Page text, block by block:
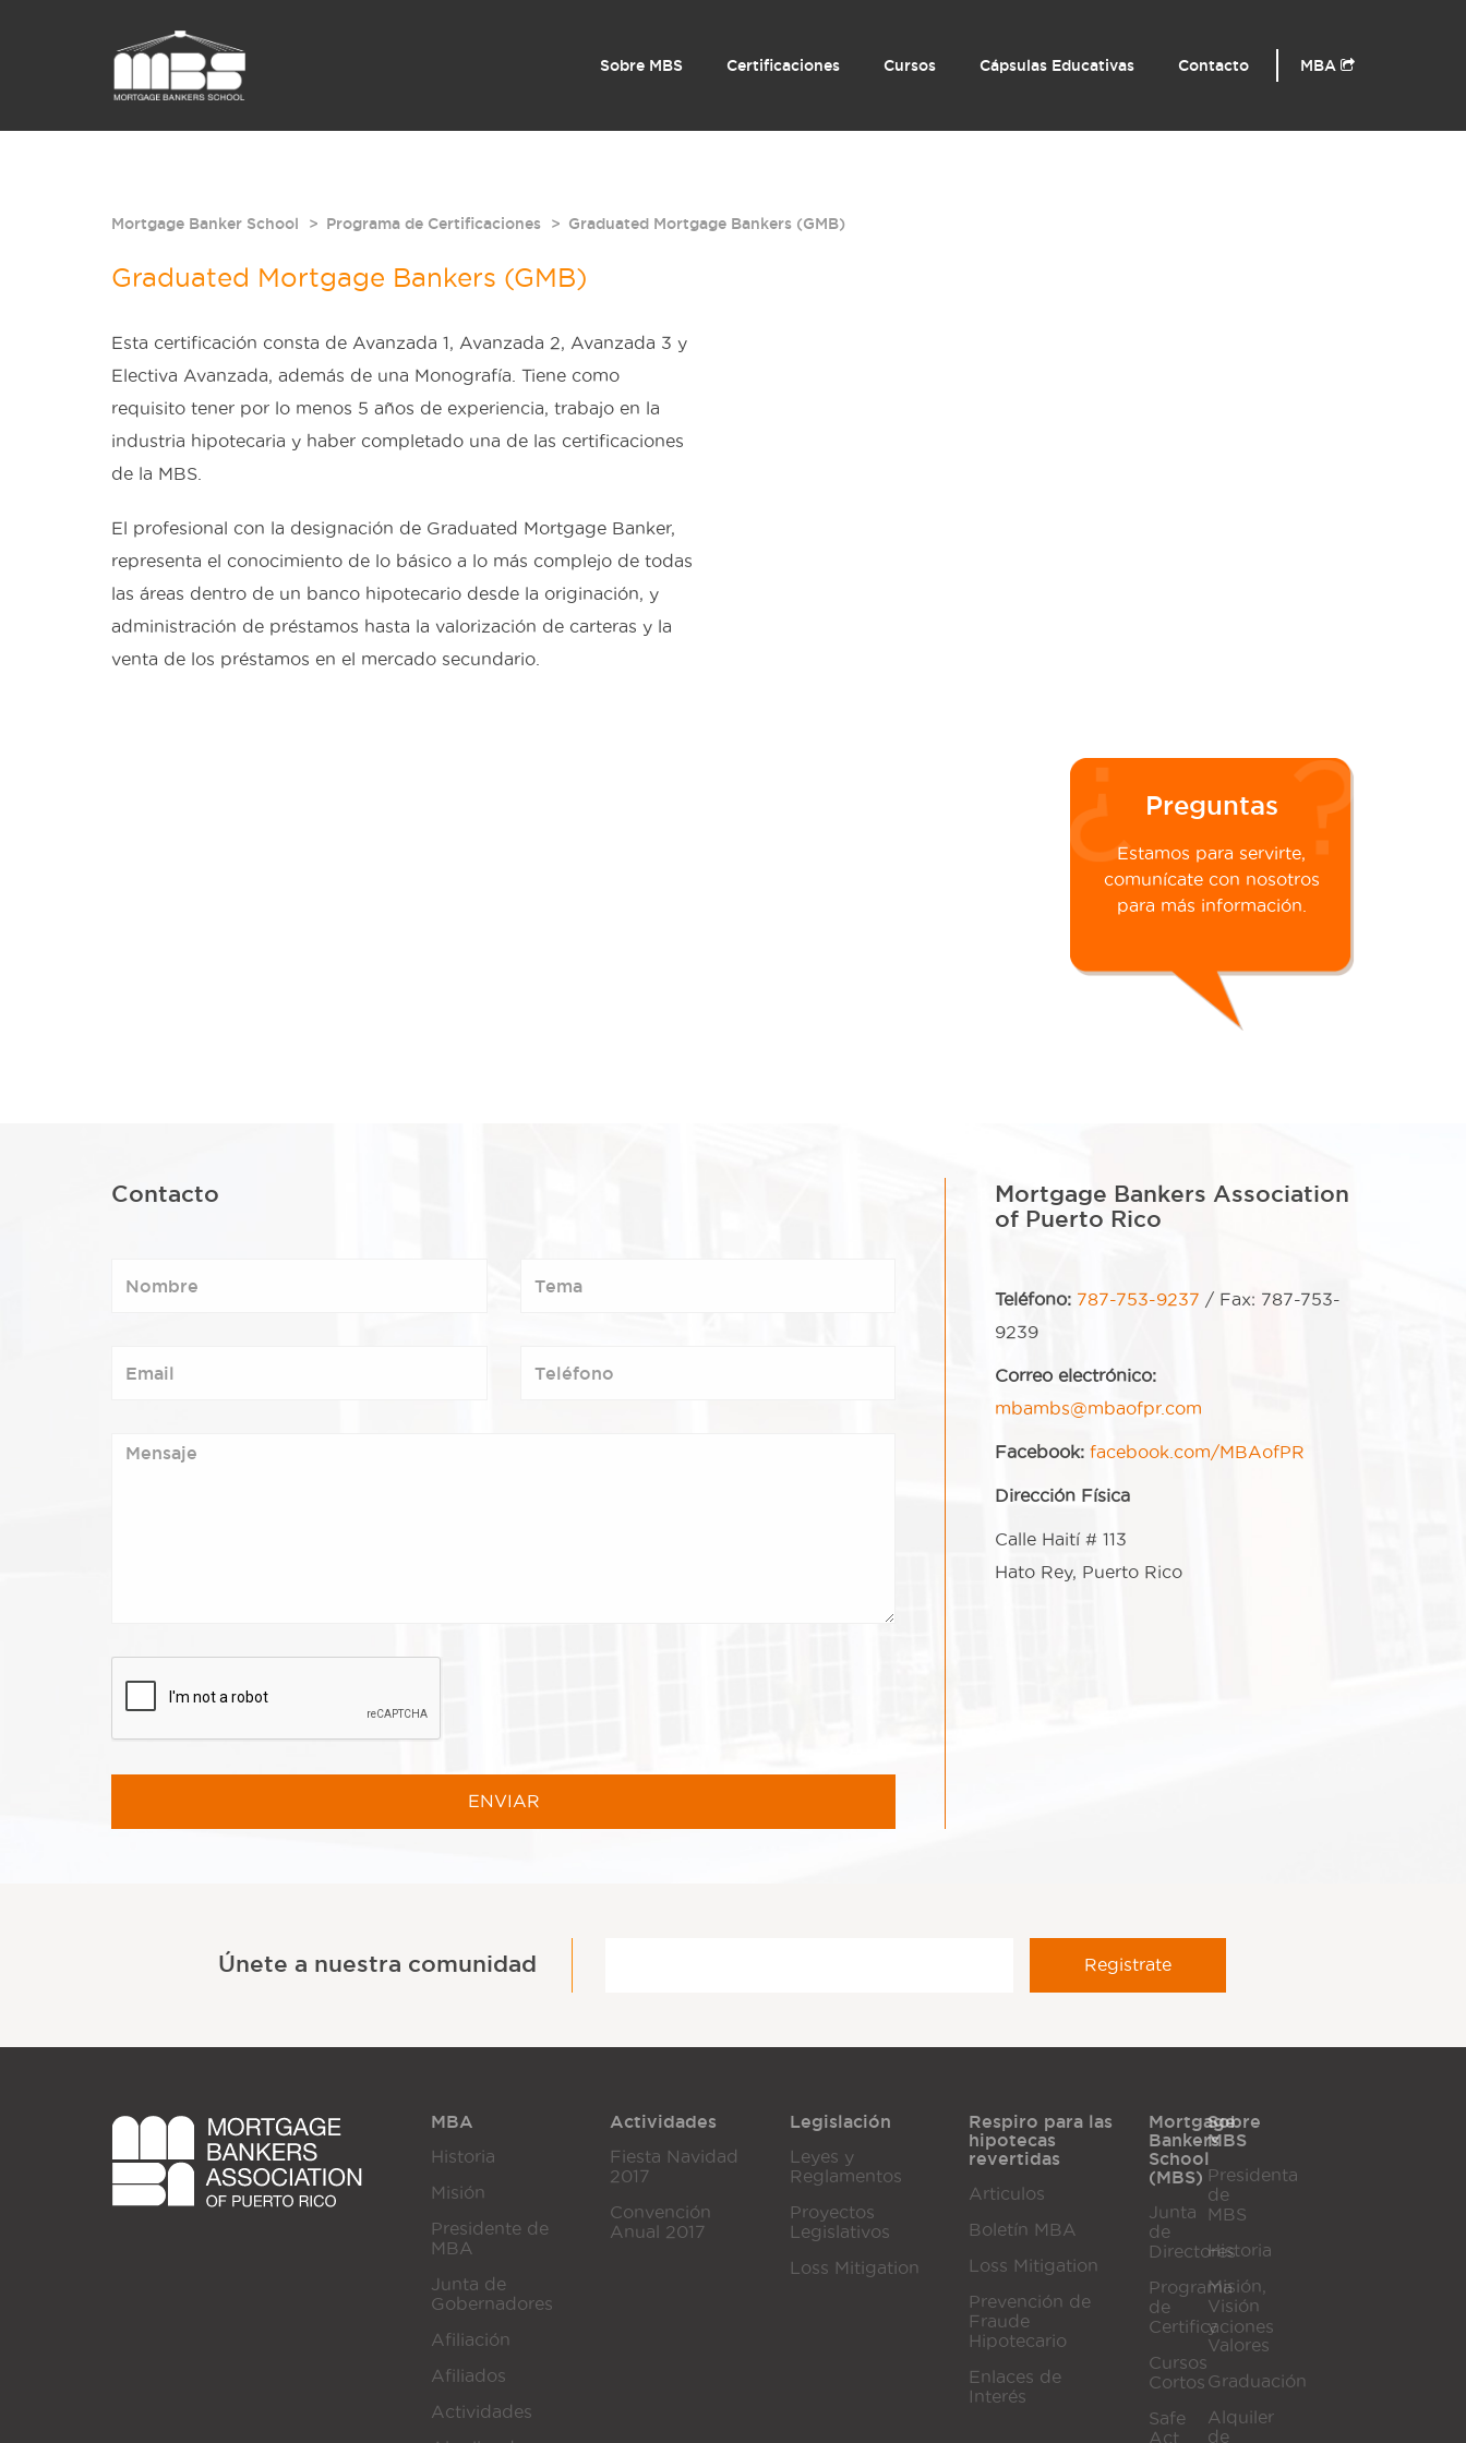
Sobre MBS Certificaciones Cursos Cápsulas Educativas Contacto MBA
Mortgage Banker School Programa de Certificaciones Graduated Mortgage Bankers (GMB)
Graduated Mortgage Bankers (GMB)
Esta certificación consta de Avanzada 1, Avanzada 2, Avanzada 3 y
Electiva Avanzada, además de una Monografía. Tiene como
requisito tener por lo menos 5 años de experiencia, trabajo en la
industria hipotecaria y haber completado una de las certificaciones
de la MBS.
El profesional con la designación de Graduated Mortgage Banker,
representa el conocimiento de lo básico a lo más complejo de todas
las áreas dentro de un banco hipotecario desde la originación, y
administración de préstamos hasta la valorización de carteras y la
venta de los préstamos en el mercado secundario.
Preguntas
Estamos para servirte,
comunícate con nosotros
para más información.
Contacto
Mortgage Bankers Association
of Puerto Rico
Teléfono: 787-753-9237 / Fax: 787-753-
9239
Correo electrónico:
mbambs@mbaofpr.com
Facebook: facebook.com/MBAofPR
Dirección Física
Calle Haití # 113
Hato Rey, Puerto Rico
Únete a nuestra comunidad
MBA
Historia
Misión
Presidente de
MBA
Junta de
Gobernadores
Afiliación
Afiliados
Actividades
Actividades
Fiesta Navidad
2017
Convención
Anual 2017
Legislación
Leyes y
Reglamentos
Proyectos
Legislativos
Loss Mitigation
Respiro para las
hipotecas
revertidas
Articulos
Boletín MBA
Loss Mitigation
Prevención de
Fraude
Hipotecario
Enlaces de
Interés
Mortgage
Bankers
School
(MBS)
Junta
de
Directores
Programa
de
Certificaciones
Cursos
Cortos
Safe
Act
Sobre
MBS
Presidenta
de
MBS
Historia
Misión,
Visión
y
Valores
Graduación
Alquiler
de